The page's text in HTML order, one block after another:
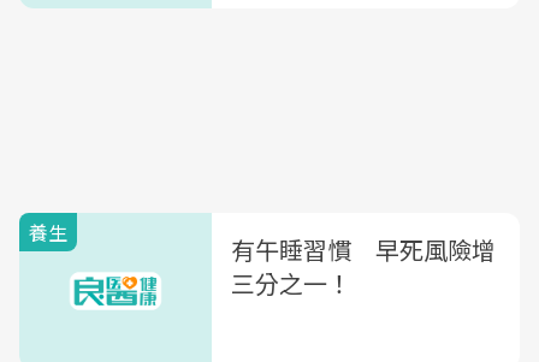
養生
有午睡習慣 早死風險增
三分之一！